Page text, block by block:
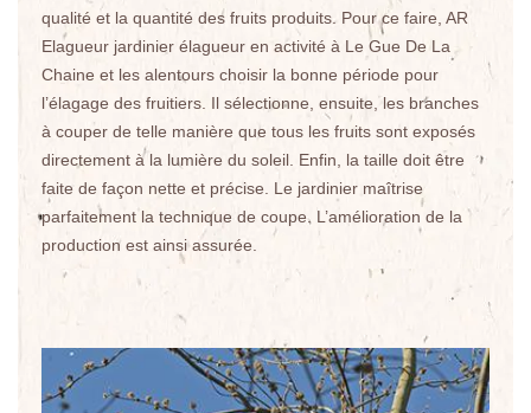
qualité et la quantité des fruits produits. Pour ce faire, AR
Elagueur jardinier élagueur en activité à Le Gue De La
Chaine et les alentours choisir la bonne période pour
l’élagage des fruitiers. Il sélectionne, ensuite, les branches
à couper de telle manière que tous les fruits sont exposés
directement à la lumière du soleil. Enfin, la taille doit être
faite de façon nette et précise. Le jardinier maîtrise
parfaitement la technique de coupe. L’amélioration de la
production est ainsi assurée.